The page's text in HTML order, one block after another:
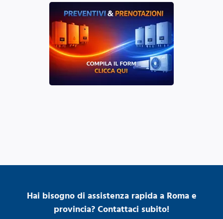
Hai bisogno di assistenza rapida a Roma e
provincia? Contattaci subito!